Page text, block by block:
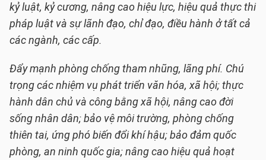
kỷ luật, kỷ cương, nâng cao hiệu lực, hiệu quả thực thi
pháp luật và sự lãnh đạo, chỉ đạo, điều hành ở tất cả
các ngành, các cấp.
Đẩy mạnh phòng chống tham nhũng, lãng phí. Chú
trọng các nhiệm vụ phát triển văn hóa, xã hội; thực
hành dân chủ và công bằng xã hội, nâng cao đời
sống nhân dân; bảo vệ môi trường, phòng chống
thiên tai, ứng phó biến đổi khí hậu; bảo đảm quốc
phòng, an ninh quốc gia; nâng cao hiệu quả hoạt